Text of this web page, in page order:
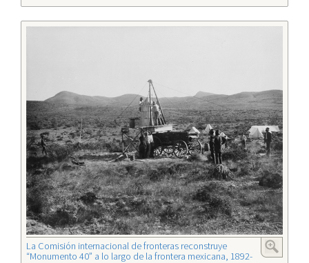
La Comisión internacional de fronteras reconstruye
“Monumento 40” a lo largo de la frontera mexicana, 1892-